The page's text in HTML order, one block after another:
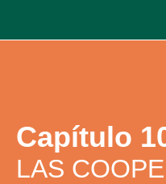
Capítulo
LAS